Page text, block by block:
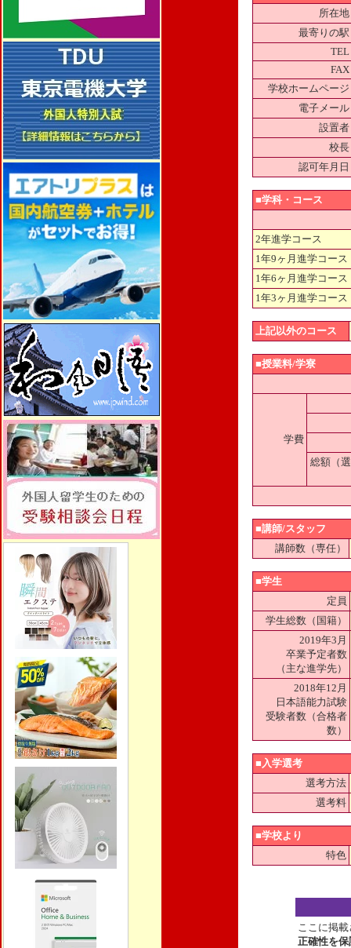
所在地
最寄りの駅
TEL
FAX
学校ホームページ
電子メール
設置者
校長
認可年月日
■学科・コース
2年進学コース
1年9ヶ月進学コース
1年6ヶ月進学コース
1年3ヶ月進学コース
上記以外のコース
■授業料/学寮
学費
総額（
■講師/スタッフ
講師数（専任）
■学生
定員
学生総数（国籍）
2019年3月
卒業予定者数
（主な進学先）
2018年12月
日本語能力試験
受験者数（合格者
数）
■入学選考
選考方法
選考料
■学校より
特色
ここに掲
正確性を